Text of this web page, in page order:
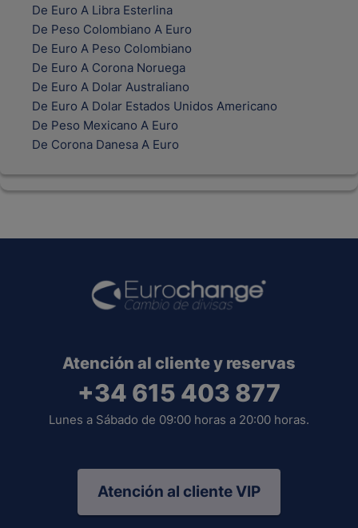
De Euro A Libra Esterlina
De Peso Colombiano A Euro
De Euro A Peso Colombiano
De Euro A Corona Noruega
De Euro A Dolar Australiano
De Euro A Dolar Estados Unidos Americano
De Peso Mexicano A Euro
De Corona Danesa A Euro
Atención al cliente y reservas
+34 615 403 877
Lunes a Sábado de 09:00 horas a 20:00 horas.
Atención al cliente VIP